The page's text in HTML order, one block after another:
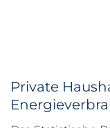
Private